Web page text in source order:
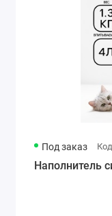
Под заказ
Наполнитель